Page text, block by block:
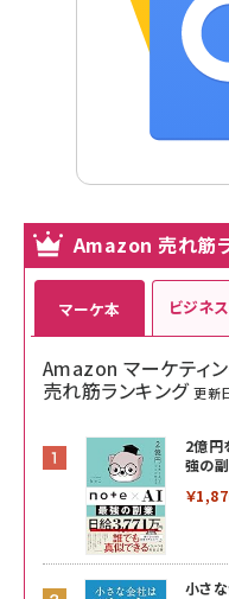
Amazon 売れ筋
マーケ本
Amazon マーケティ
売れ筋ランキング 更新
2億円
強の
￥
小さ
ビジネ